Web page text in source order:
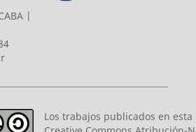
|
Los trabajos publicados en